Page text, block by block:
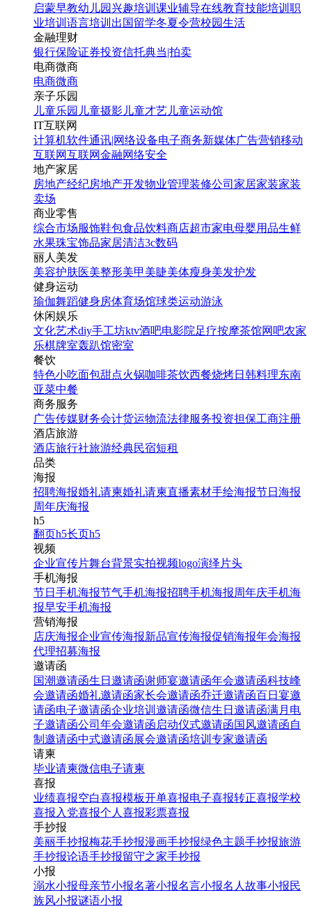
启蒙早教幼儿园 兴趣培训 课业辅导在线教育技能培训 职
业培训 语言培训 出国留学冬夏令营校园生活
金融理财
银行保险证券投资信托典当|拍卖
电商微商
电商微商
亲子乐园
儿童乐园 儿童摄影 儿童才艺 儿童运动馆
IT互联网
计算机软件通讯|网络设备电子商务新媒体广告营销移动
互联网互联网金融网络安全
地产家居
房地产经纪房地产开发物业管理装修公司 家居家装家装
卖场
商业零售
综合市场服饰鞋包食品饮料商店超市家电母婴用品生鲜
水果珠宝饰品家居清洁3c数码
丽人美发
美容护肤医美整形美甲美睫美体瘦身美发护发
健身运动
瑜伽舞蹈健身房体育场馆球类运动游泳
休闲娱乐
文化艺术diy手工坊ktv酒吧电影院足疗按摩茶馆网吧农家
乐棋牌室轰趴馆密室
餐饮
特色小吃面包甜点火锅咖啡茶饮西餐烧烤日韩料理东南
亚菜中餐
商务服务
广告传媒财务会计货运物流法律服务投资担保工商注册
酒店旅游
酒店旅行社旅游经典民宿短租
品类
海报
招聘海报婚礼请柬婚礼请柬直播素材手绘海报节日海报
周年庆海报
h5
翻页h5长页h5
视频
企业宣传片舞台背景实拍视频logo演绎 片头
手机海报
节日手机海报节气手机海报招聘手机海报周年庆手机海
报早安手机海报
营销海报
店庆海报企业宣传海报新品宣传海报促销海报年会海报
代理招募海报
邀请函
国潮邀请函生日邀请函谢师宴邀请函年会邀请函科技峰
会邀请函婚礼邀请函家长会邀请函乔迁邀请函百日宴邀
请函电子邀请函企业培训邀请函微信生日邀请函满月电
子邀请函公司年会邀请函 启动仪式邀请函国风邀请函自
制邀请函中式邀请函展会邀请函培训专家邀请函
请柬
毕业请柬微信电子请柬
喜报
业绩喜报空白喜报模板开单喜报电子喜报转正喜报学校
喜报 入党喜报个人喜报彩票喜报
手抄报
美丽手抄报梅花手抄报漫画手抄报绿色主题手抄报旅游
手抄报论语手抄报留守之家手抄报
小报
溺水小报母亲节小报名著小报名言小报名人故事小报民
族风小报谜语小报